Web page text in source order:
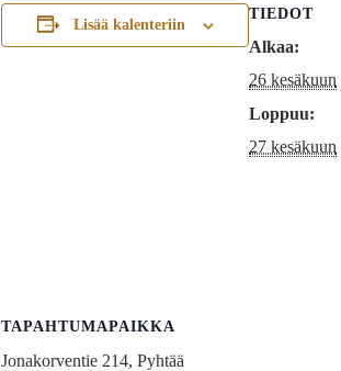
Lisää kalenteriin
TIEDOT
Alkaa:
26 kesäkuun
Loppuu:
27 kesäkuun
TAPAHTUMAPAIKKA
Jonakorventie 214, Pyhtää